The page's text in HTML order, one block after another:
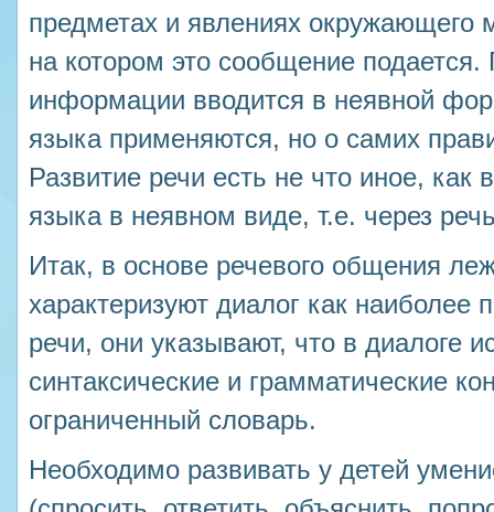
предметах и явлениях окружающего
на котором это сообщение
информации вводится в неявной
языка применяются, но о самих
Развитие речи есть не что иное, как
языка в неявном виде, т.е. через
Итак, в основе речевого общения
характеризуют диалог как
речи, они указывают, что в диалоге
синтаксические и грамматические
ограниченный словарь.
Необходимо развивать у детей